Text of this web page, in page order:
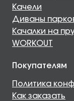
Качели
Диваны
Качалки на
WORKOUT
Покупателям
Политика
Как заказать